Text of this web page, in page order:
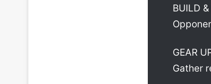
BUILD
GEAR
Gather